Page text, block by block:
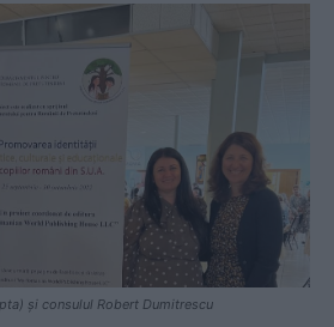
și consulul Robert Dumitrescu